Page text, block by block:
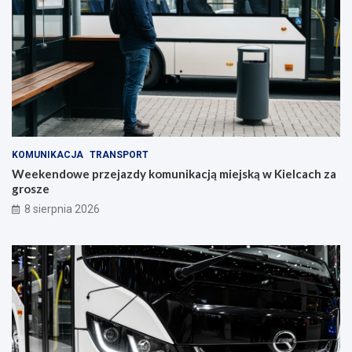
ę
o
n
y
w
S
t
w
c
z
y
e
a
c
h
!
KOMUNIKACJA TRANSPORT
Weekendowe przejazdy komunikacją miejską w Kielcach za
grosze
8 sierpnia 2026